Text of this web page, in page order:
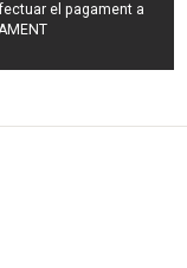
el pagament a